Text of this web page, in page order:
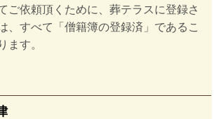
ご依頼頂くために、葬テラスに登録さ
、すべて「僧籍簿の登録済」であるこ
ます。